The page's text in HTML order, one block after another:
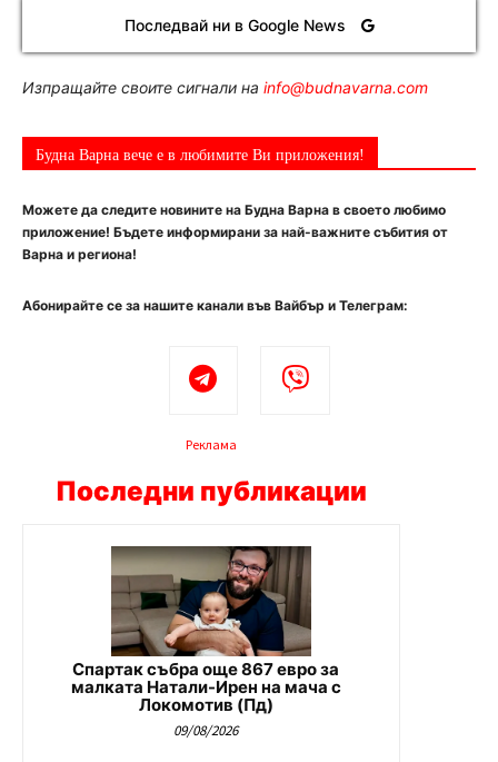
Последвай ни в Google News
Изпращайте своите сигнали на info@budnavarna.com
Будна Варна вече е в любимите Ви приложения!
Можете да следите новините на Будна Варна в своето любимо
приложение! Бъдете информирани за най-важните събития от
Варна и региона!
Абонирайте се за нашите канали във Вайбър и Телеграм:
Реклама
Последни публикации
Спартак събра още 867 евро за
малката Натали-Ирен на мача с
Локомотив (Пд)
09/08/2026